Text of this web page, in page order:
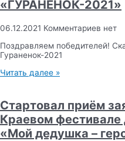
«ГУРАНЁНОК-2021»
06.12.2021 Комментариев нет
Поздравляем победителей!
Гураненок-2021
Читать далее »
Стартовал приём
Краевом фестивале
«Мой дедушка –